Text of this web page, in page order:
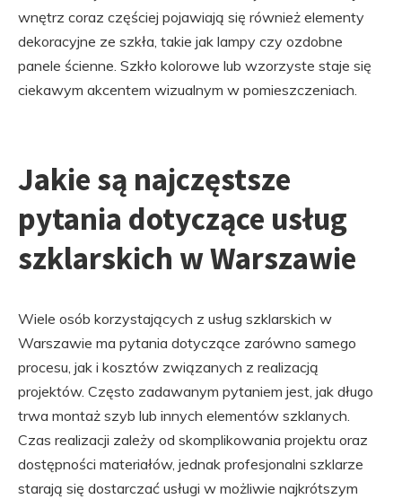
wnętrz coraz częściej pojawiają się również elementy
dekoracyjne ze szkła, takie jak lampy czy ozdobne
panele ścienne. Szkło kolorowe lub wzorzyste staje się
ciekawym akcentem wizualnym w pomieszczeniach.
Jakie są najczęstsze
pytania dotyczące usług
szklarskich w Warszawie
Wiele osób korzystających z usług szklarskich w
Warszawie ma pytania dotyczące zarówno samego
procesu, jak i kosztów związanych z realizacją
projektów. Często zadawanym pytaniem jest, jak długo
trwa montaż szyb lub innych elementów szklanych.
Czas realizacji zależy od skomplikowania projektu oraz
dostępności materiałów, jednak profesjonalni szklarze
starają się dostarczać usługi w możliwie najkrótszym